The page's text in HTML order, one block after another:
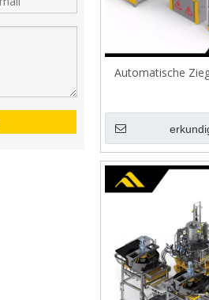
Automatische